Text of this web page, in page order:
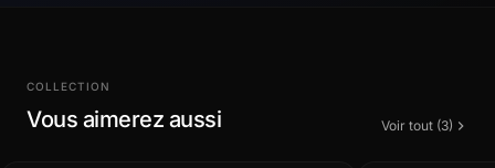
COLLECTION
Vous aimerez aussi Voir tout (3)